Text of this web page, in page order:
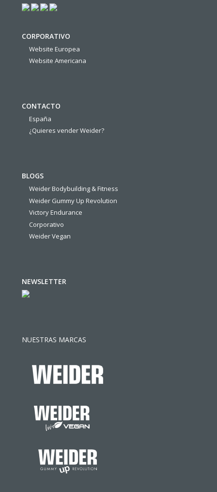
CORPORATIVO
Website Europea
Website Americana
CONTACTO
España
¿Quieres vender Weider?
BLOGS
Weider Bodybuilding & Fitness
Weider Gummy Up Revolution
Victory Endurance
Corporativo
Weider Vegan
NEWSLETTER
NUESTRAS MARCAS